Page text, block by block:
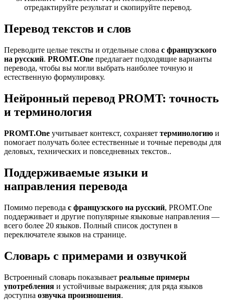
отредактируйте результат и скопируйте перевод.
Перевод текстов и слов
Переводите целые тексты и отдельные слова с французского
на русский. PROMT.One предлагает подходящие варианты
перевода, чтобы вы могли выбрать наиболее точную и
естественную формулировку.
Нейронный перевод PROMT: точность
и терминология
PROMT.One учитывает контекст, сохраняет терминологию и
помогает получать более естественные и точные переводы для
деловых, технических и повседневных текстов..
Поддерживаемые языки и
направления перевода
Помимо перевода с французского на русский, PROMT.One
поддерживает и другие популярные языковые направления —
всего более 20 языков. Полный список доступен в
переключателе языков на странице.
Словарь с примерами и озвучкой
Встроенный словарь показывает реальные примеры
употребления и устойчивые выражения; для ряда языков
доступна озвучка произношения.